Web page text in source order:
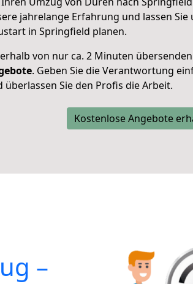
jahrelange Erfahrung und lassen
in Springfield planen.
von nur ca. 2 Minuten
. Geben Sie die Verantwortung
überlassen Sie den Profis die Arbeit.
Kostenlose Angebote
–